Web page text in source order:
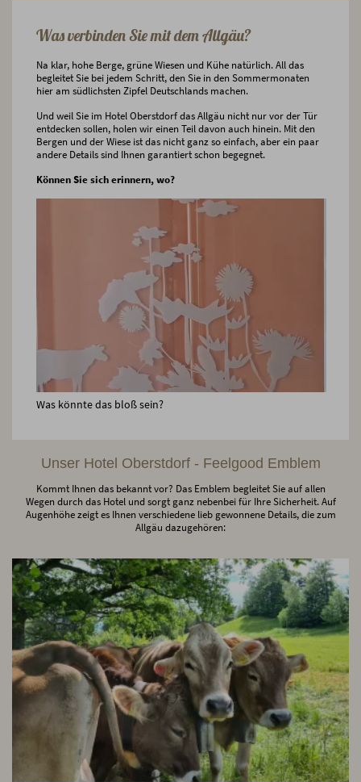
Was verbinden Sie mit dem Allgäu?
Na klar, hohe Berge, grüne Wiesen und Kühe natürlich. All das
begleitet Sie bei jedem Schritt, den Sie in den Sommermonaten
hier am südlichsten Zipfel Deutschlands machen.
Und weil Sie im Hotel Oberstdorf das Allgäu nicht nur vor der Tür
entdecken sollen, holen wir einen Teil davon auch hinein. Mit den
Bergen und der Wiese ist das nicht ganz so einfach, aber ein paar
andere Details sind Ihnen garantiert schon begegnet.
Können Sie sich erinnern, wo?
Was könnte das bloß sein?
Unser Hotel Oberstdorf - Feelgood Emblem
Kommt Ihnen das bekannt vor? Das Emblem begleitet Sie auf allen
Wegen durch das Hotel und sorgt ganz nebenbei für Ihre Sicherheit. Auf
Augenhöhe zeigt es Ihnen verschiedene lieb gewonnene Details, die zum
Allgäu dazugehören: